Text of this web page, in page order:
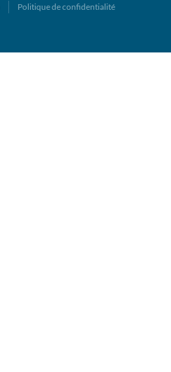
Politique de confidentialité